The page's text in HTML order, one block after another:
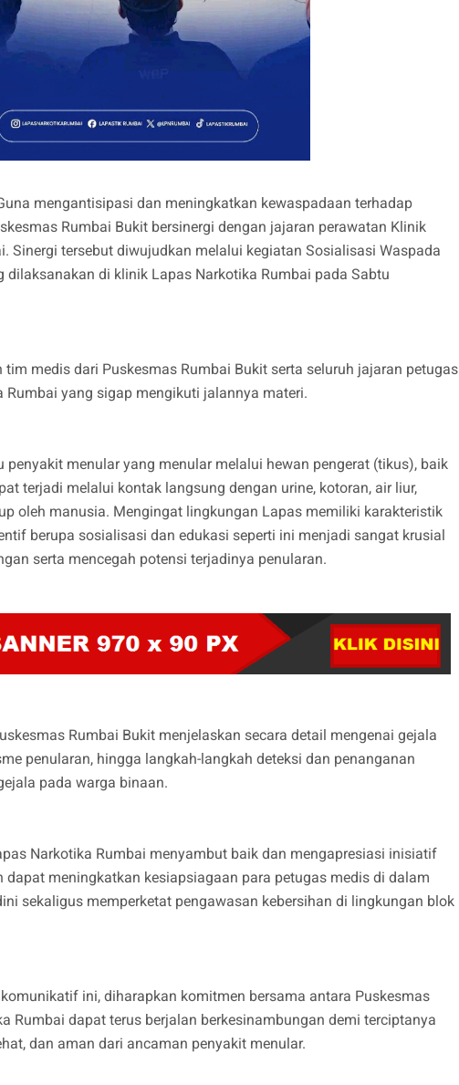
mengantisipasi dan meningkatkan kewaspadaan terhadap
Rumbai Bukit bersinergi dengan jajaran perawatan Klinik
Sinergi tersebut diwujudkan melalui kegiatan Sosialisasi Waspada
dilaksanakan di klinik Lapas Narkotika Rumbai pada Sabtu
medis dari Puskesmas Rumbai Bukit serta seluruh jajaran petugas
yang sigap mengikuti jalannya materi.
penyakit menular yang menular melalui hewan pengerat (tikus), baik
terjadi melalui kontak langsung dengan urine, kotoran, air liur,
oleh manusia. Mengingat lingkungan Lapas memiliki karakteristik
berupa sosialisasi dan edukasi seperti ini menjadi sangat krusial
serta mencegah potensi terjadinya penularan.
Rumbai Bukit menjelaskan secara detail mengenai gejala
penularan, hingga langkah-langkah deteksi dan penanganan
pada warga binaan.
Narkotika Rumbai menyambut baik dan mengapresiasi inisiatif
dapat meningkatkan kesiapsiagaan para petugas medis di dalam
sekaligus memperketat pengawasan kebersihan di lingkungan blok
ini, diharapkan komitmen bersama antara Puskesmas
Rumbai dapat terus berjalan berkesinambungan demi terciptanya
dan aman dari ancaman penyakit menular.